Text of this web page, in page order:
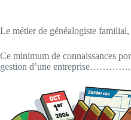
Le métier de généalogiste
Ce minimum de connaissances
gestion d’une entreprise………….